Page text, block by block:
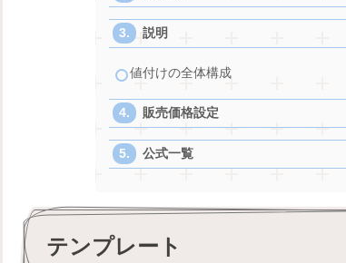
説明
値付けの全体構成
販売価格設定
公式一覧
テンプレート